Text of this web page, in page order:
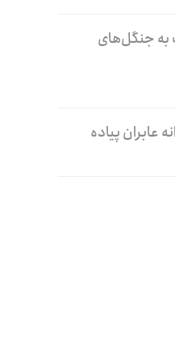
به جنگل‌های
عابران پیاده